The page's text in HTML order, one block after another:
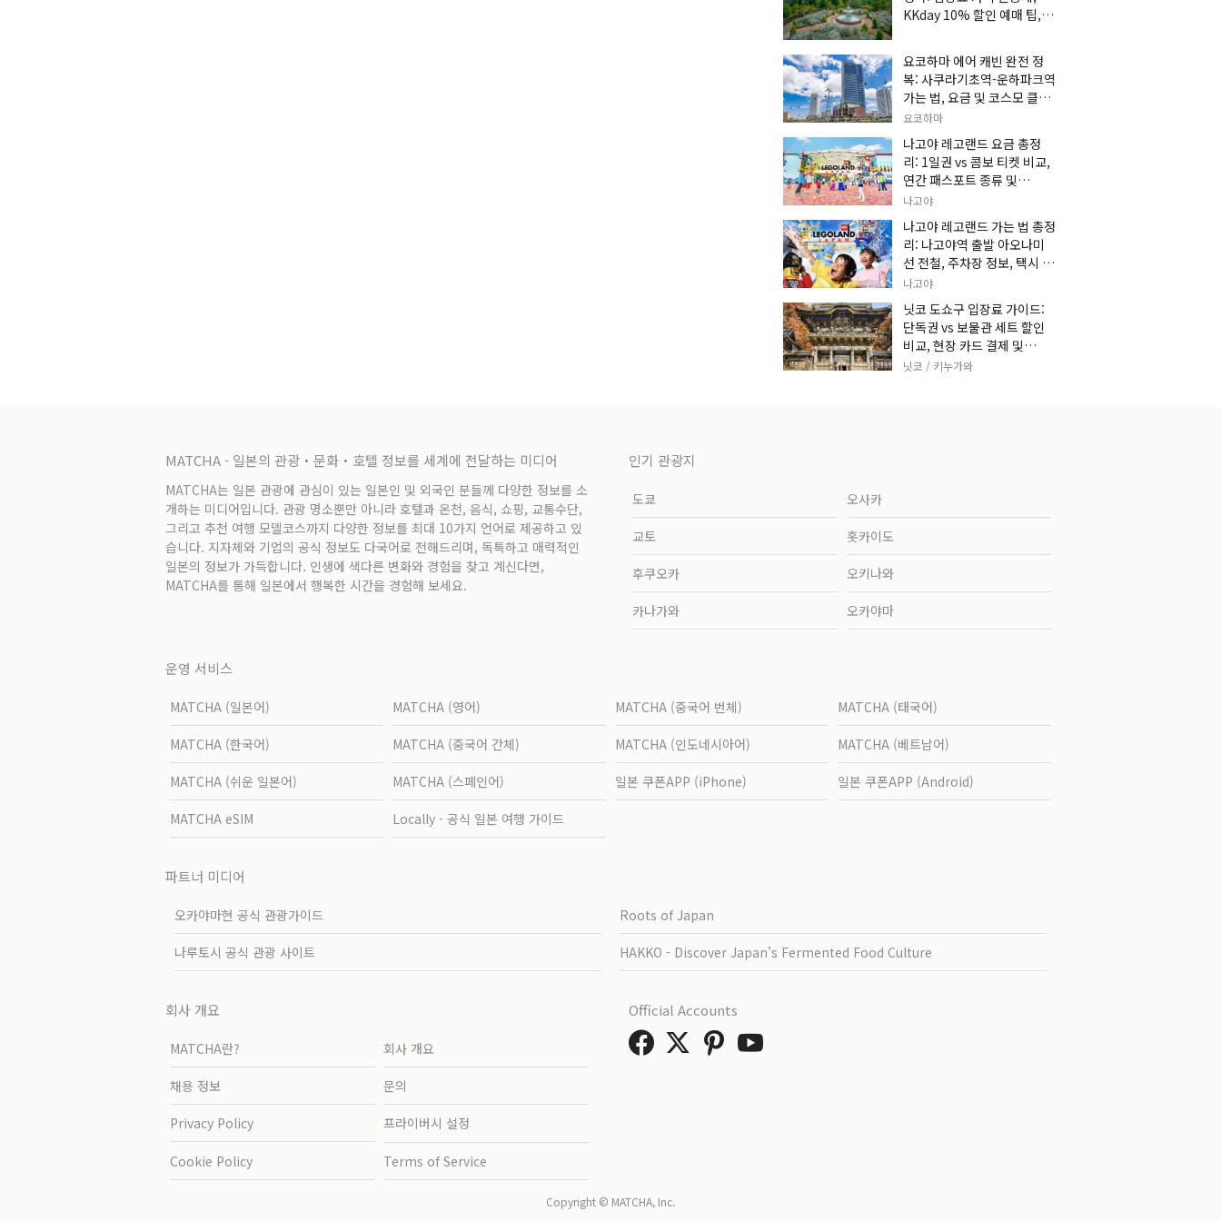
KKday 10% 할인 예매 팁, 쿠
요코하마 에어 캐빈 완전 정
복: 사쿠라기초역-운하파크역
가는 법, 요금 및 코스모 클락
세트권 할인, 추천 관광 코스
총정리
요코하마
나고야 레고랜드 요금 총정
리: 1일권 vs 콤보 티켓 비교,
연간 패스포트 종류 및
KKday 온라인 사전 할인 예
매 팁
나고야
나고야 레고랜드 가는 법 총정
리: 나고야역 출발 아오나미
선 전철, 주차장 정보, 택시 요
금 및 입장권 예약 팁
나고야
닛코 도쇼구 입장료 가이드:
단독권 vs 보물관 세트 할인
비교, 현장 카드 결제 및
KKday 사전 예매 팁
닛코 / 키누가와
MATCHA - 일본의 관광・문화・호텔 정보를 세계에 전달하는 미디어
MATCHA는 일본 관광에 관심이 있는 일본인 및 외국인 분들께 다양한 정보를 소
개하는 미디어입니다. 관광 명소뿐만 아니라 호텔과 온천, 음식, 쇼핑, 교통수단,
그리고 추천 여행 모델코스까지 다양한 정보를 최대 10가지 언어로 제공하고 있
습니다. 지자체와 기업의 공식 정보도 다국어로 전해드리며, 독특하고 매력적인
일본의 정보가 가득합니다. 인생에 색다른 변화와 경험을 찾고 계신다면,
MATCHA를 통해 일본에서 행복한 시간을 경험해 보세요.
인기 관광지
도쿄 오사카
교토 홋카이도
후쿠오카 오키나와
카나가와 오카야마
운영 서비스
MATCHA (일본어) MATCHA (영어) MATCHA (중국어 번체) MATCHA (태국어)
MATCHA (한국어) MATCHA (중국어 간체) MATCHA (인도네시아어) MATCHA (베트남어)
MATCHA (쉬운 일본어) MATCHA (스페인어) 일본 쿠폰APP (iPhone) 일본 쿠폰APP (Android)
MATCHA eSIM Locally - 공식 일본 여행 가이드
파트너 미디어
오카야마현 공식 관광가이드 Roots of Japan
나루토시 공식 관광 사이트 HAKKO - Discover Japan’s Fermented Food Culture
회사 개요
MATCHA란? 회사 개요
채용 정보 문의
Privacy Policy 프라이버시 설정
Cookie Policy Terms of Service
Official Accounts
Copyright © MATCHA, Inc.